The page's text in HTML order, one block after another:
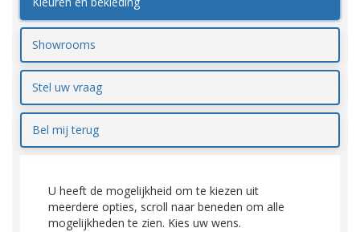
Showrooms
Stel uw vraag
Bel mij terug
U heeft de mogelijkheid om te kiezen uit
meerdere opties, scroll naar beneden om alle
mogelijkheden te zien. Kies uw wens.